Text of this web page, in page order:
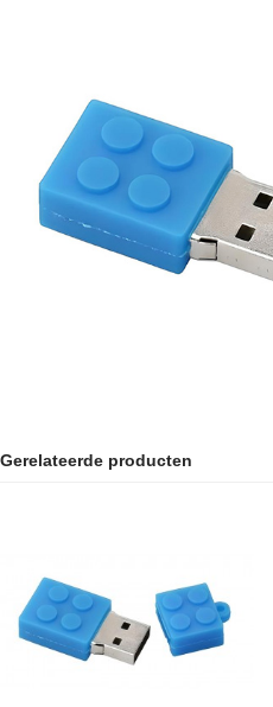
Gerelateerde producten